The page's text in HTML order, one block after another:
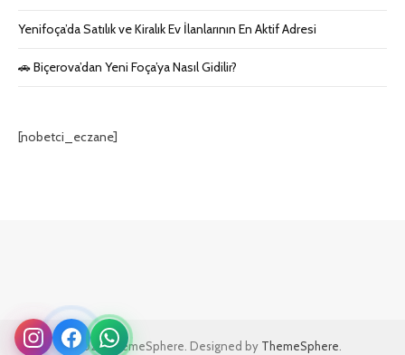
Yenifoça’da Satılık ve Kiralık Ev İlanlarının En Aktif Adresi
🚗 Biçerova’dan Yeni Foça’ya Nasıl Gidilir?
[nobetci_eczane]
© 2026 ThemeSphere. Designed by ThemeSphere